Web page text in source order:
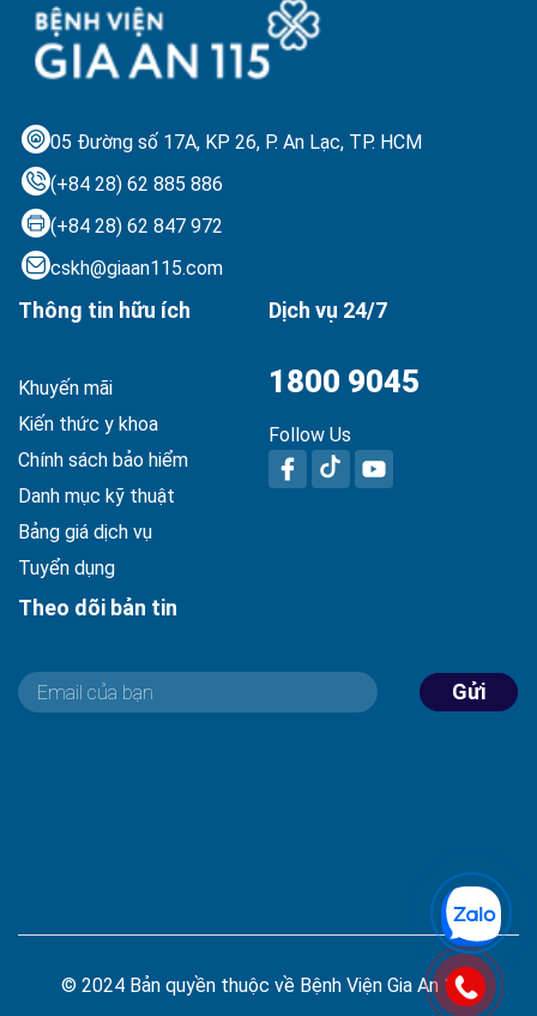
05 Đường số 17A, KP 26, P. An Lạc, TP. HCM
(+84 28) 62 885 886
(+84 28) 62 847 972
cskh@giaan115.com
Thông tin hữu ích
Khuyến mãi
Kiến thức y khoa
Chính sách bảo hiểm
Danh mục kỹ thuật
Bảng giá dịch vụ
Tuyển dụng
Dịch vụ 24/7
1800 9045
Follow Us
Theo dõi bản tin
Gửi
© 2024 Bản quyền thuộc về Bệnh Viện Gia An 115